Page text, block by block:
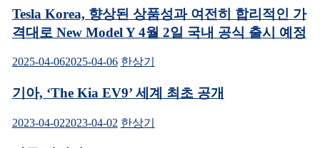
Tesla Korea, 향상된 상품성과 여전히 합리적인 가
격대로 New Model Y 4월 2일 국내 공식 출시 예정
2025-04-062025-04-06 한상기
기아, ‘The Kia EV9’ 세계 최초 공개
2023-04-022023-04-02 한상기